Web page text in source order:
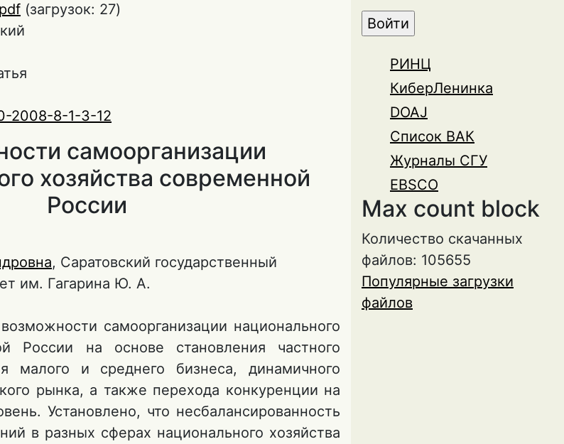
(загрузок: 27)
2008-8-1-3-12
самоорганизации
хозяйства современной
России
, Саратовский государственный
им. Гагарина Ю. А.
самоорганизации национального
России на основе становления частного
малого и среднего бизнеса, динамичного
рынка, а также перехода конкуренции на
Установлено, что несбалансированность
в разных сферах национального хозяйства
РИНЦ
КиберЛенинка
DOAJ
Список ВАК
Журналы СГУ
EBSCO
Max count block
Количество скачанных
файлов: 105655
Популярные загрузки
файлов